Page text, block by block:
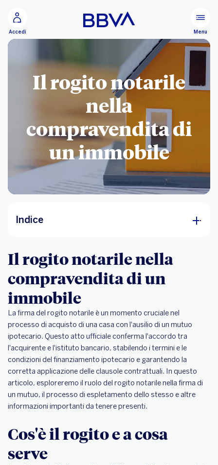
Configurare
Accedi Menu
Il rogito notarile
nella
compravendita di
un immobile
Indice
immobile
Cos'è il rogito e a cosa serve
Cosa deve contenere il rogito?
Il ruolo del notaio
Quanto costa il rogito e chi lo paga?
Il rogito notarile nella
compravendita di un
immobile
La firma del rogito notarile è un momento cruciale nel
processo di acquisto di una casa con l'ausilio di un mutuo
ipotecario. Questo atto ufficiale conferma l'accordo tra
l'acquirente e l'istituto bancario, stabilendo i termini e le
condizioni del finanziamento ipotecario e garantendo la
corretta applicazione delle clausole contrattuali. In questo
articolo, esploreremo il ruolo del rogito notarile nella firma di
un mutuo, il processo di espletamento dello stesso e altre
informazioni importanti da tenere presenti.
Cos'è il rogito e a cosa
serve